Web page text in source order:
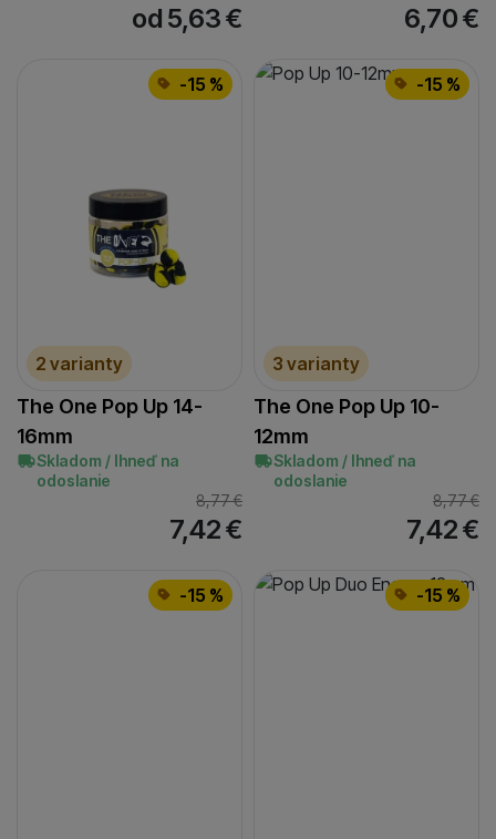
od 5,63€ 6,70€
-15 %
2 varianty
The One Pop Up 14-
16mm
Skladom / Ihneď na
odoslanie
8,77€
7,42€
-15 %
3 varianty
The One Pop Up 10-
12mm
Skladom / Ihneď na
odoslanie
8,77€
7,42€
-15 % -15 %